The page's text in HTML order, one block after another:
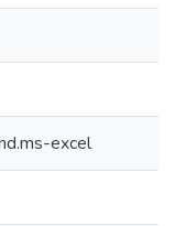
excel